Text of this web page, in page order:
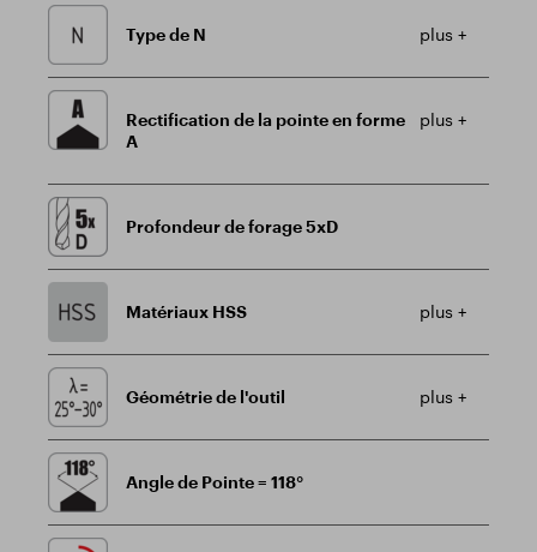
Type de N plus +
Rectification de la pointe en forme
A
plus +
Profondeur de forage 5xD
Matériaux HSS plus +
Géométrie de l'outil plus +
Angle de Pointe = 118°